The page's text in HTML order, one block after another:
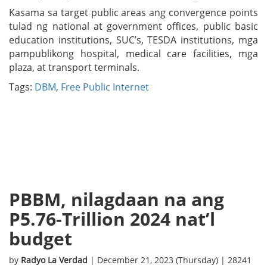
Kasama sa target public areas ang convergence points
tulad ng national at government offices, public basic
education institutions, SUC’s, TESDA institutions, mga
pampublikong hospital, medical care facilities, mga
plaza, at transport terminals.
Tags: DBM, Free Public Internet
PBBM, nilagdaan na ang
P5.76-Trillion 2024 nat’l
budget
by Radyo La Verdad | December 21, 2023 (Thursday) | 28241